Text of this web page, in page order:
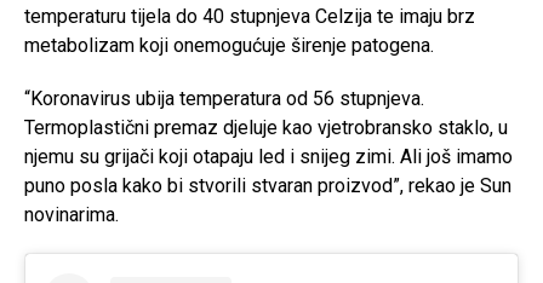
temperaturu tijela do 40 stupnjeva Celzija te imaju brz
metabolizam koji onemogućuje širenje patogena.
“Koronavirus ubija temperatura od 56 stupnjeva.
Termoplastični premaz djeluje kao vjetrobransko staklo, u
njemu su grijači koji otapaju led i snijeg zimi. Ali još imamo
puno posla kako bi stvorili stvaran proizvod”, rekao je Sun
novinarima.